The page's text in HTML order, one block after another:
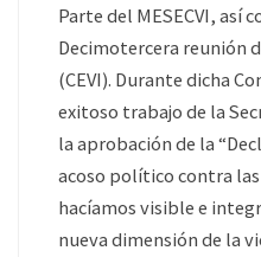
Parte del MESECVI, así
Decimotercera reunión
(CEVI). Durante dicha
exitoso trabajo de la
la aprobación de la
acoso político contra las
hacíamos visible e
nueva dimensión de la